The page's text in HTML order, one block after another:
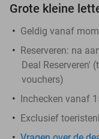
Grote kleine
Geldig vanaf
Reserveren: na
Deal Reserveren'
vouchers)
Inchecken vanaf
Exclusief